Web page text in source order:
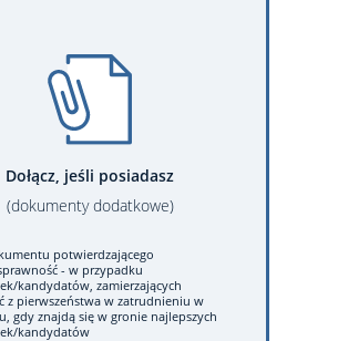
Dołącz, jeśli posiadasz
(dokumenty dodatkowe)
potwierdzającego
- w przypadku
kandydatów, zamierzających
z pierwszeństwa w zatrudnieniu w
gdy znajdą się w gronie najlepszych
kandydatów